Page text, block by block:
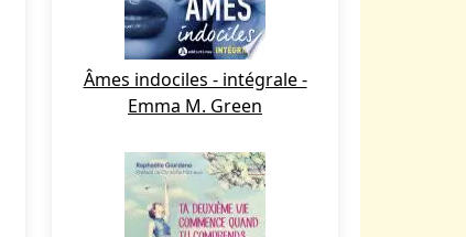
Âmes indociles - intégrale -
Emma M. Green